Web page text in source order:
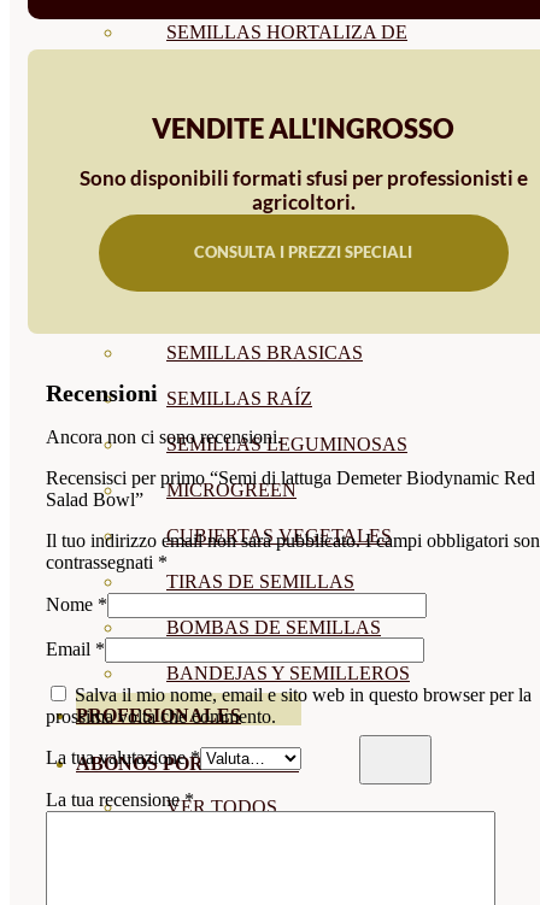
SEMILLAS HORTALIZA DE
SEMILLAS AROMÁTICAS
SEMILLAS FLORES
SEMILLAS FLORES
COMESTIBLES
SEMILLAS BRASICAS
SEMILLAS RAÍZ
SEMILLAS LEGUMINOSAS
MICROGREEN
CUBIERTAS VEGETALES
TIRAS DE SEMILLAS
BOMBAS DE SEMILLAS
BANDEJAS Y SEMILLEROS
PROFESIONALES
ABONOS POR CULTIVO
VER TODOS
VENDITE ALL'INGROSSO
Sono disponibili formati sfusi per professionisti e
agricoltori.
CONSULTA I PREZZI SPECIALI
Recensioni
Ancora non ci sono recensioni.
Recensisci per primo “Semi di lattuga Demeter Biodynamic Red
Salad Bowl”
Il tuo indirizzo email non sarà pubblicato. I campi obbligatori
contrassegnati *
Nome *
Email *
Salva il mio nome, email e sito web in questo browser per la
prossima volta che commento.
La tua valutazione*
La tua recensione*